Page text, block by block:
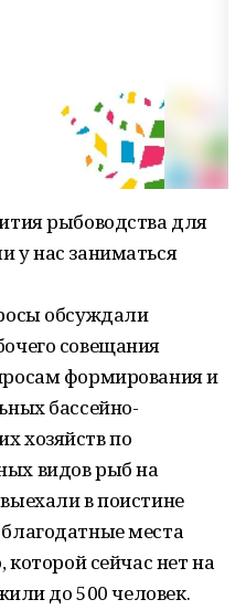
рыбоводства для
у нас заниматься
обсуждали
совещания
формирования и
бассейно-
хозяйств по
видов рыб на
в поистине
места
которой сейчас нет на
до 500 человек.